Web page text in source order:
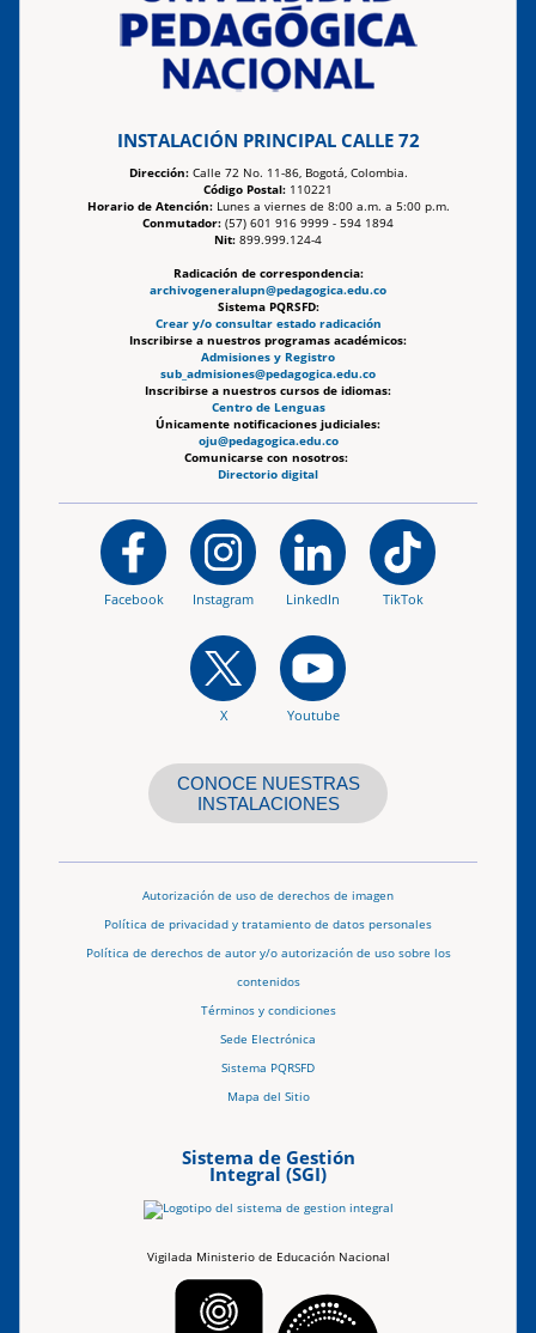
INSTALACIÓN PRINCIPAL CALLE 72
Dirección:Calle 72 No. 11-86, Bogotá, Colombia.
Código Postal: 110221
Horario de Atención:Lunes a viernes de 8:00 a.m. a 5:00 p.m.
Conmutador: (57) 601 916 9999 - 594 1894
Nit: 899.999.124-4
Radicación de correspondencia:
archivogeneralupn@pedagogica.edu.co
Sistema PQRSFD:
Crear y/o consultar estado radicación
Inscribirse a nuestros programas académicos:
Admisiones y Registro
sub_admisiones@pedagogica.edu.co
Inscribirse a nuestros cursos de idiomas:
Centro de Lenguas
Únicamente notificaciones judiciales:
oju@pedagogica.edu.co
Comunicarse con nosotros:
Directorio digital
Facebook Instagram LinkedIn TikTok
X Youtube
CONOCE NUESTRAS
INSTALACIONES
Autorización de uso de derechos de imagen
Política de privacidad y tratamiento de datos personales
Política de derechos de autor y/o autorización de uso sobre los
contenidos
Términos y condiciones
Sede Electrónica
Sistema PQRSFD
Mapa del Sitio
Sistema de Gestión
Integral (SGI)
Vigilada Ministerio de Educación Nacional